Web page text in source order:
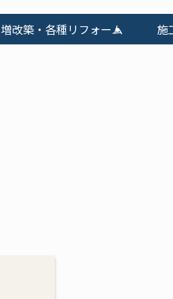
増改築・各種リフォーム 施